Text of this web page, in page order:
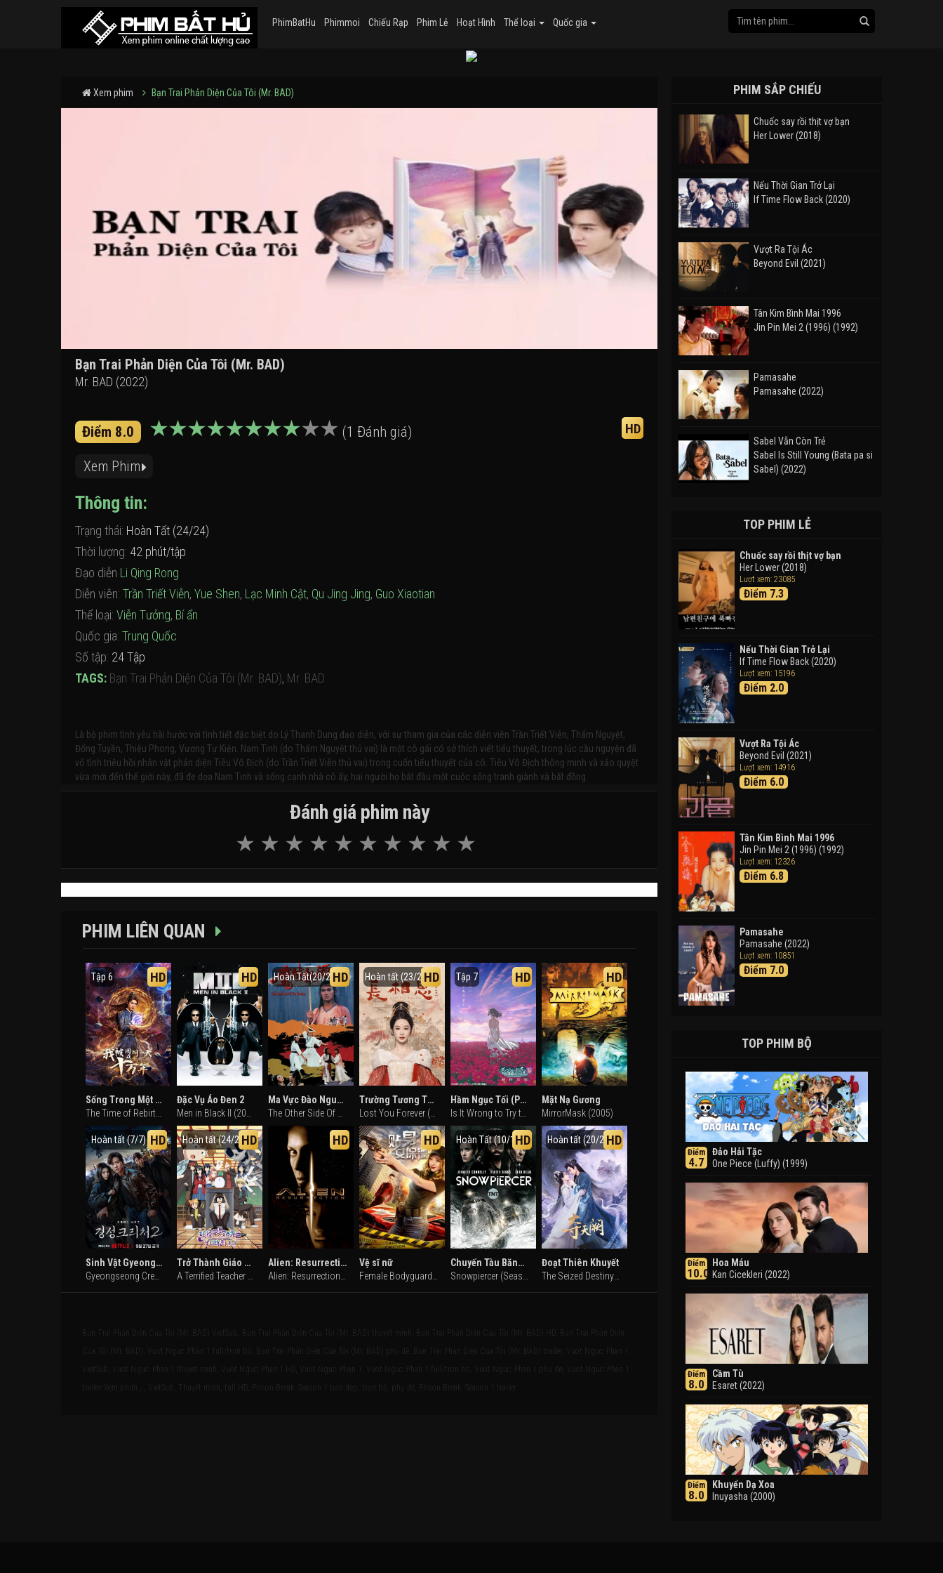
PhimBatHu Phimmoi Chiếu Rạp Phim Lẻ Hoạt Hình Thể loại Quốc gia
Xem phim Bạn Trai Phản Diện Của Tôi (Mr. BAD)
Bạn Trai Phản Diện Của Tôi (Mr. BAD)
Mr. BAD (2022)
Điểm 8.0 (1 Đánh giá) HD
Xem Phim
Thông tin:
Trạng thái: Hoàn Tất (24/24)
Thời lượng: 42 phút/tập
Đạo diễn Li Qing Rong
Diễn viên: Trần Triết Viễn, Yue Shen, Lạc Minh Cật, Qu Jing Jing, Guo Xiaotian
Thể loại: Viễn Tưởng, Bí ẩn
Quốc gia: Trung Quốc
Số tập: 24 Tập
TAGS: Bạn Trai Phản Diện Của Tôi (Mr. BAD), Mr. BAD
Là bộ phim tình yêu hài hước với tình tiết đặc biệt do Lý Thanh Dung đạo diễn, với sự tham gia của các diễn viên Trần Triết Viễn, Thẩm Nguyệt,
Đổng Tuyền, Thiệu Phong, Vương Tự Kiện. Nam Tinh (do Thẩm Nguyệt thủ vai) là một cô gái có sở thích viết tiểu thuyết, trong lúc cầu nguyện đã
vô tình triệu hồi nhân vật phản diện Tiêu Vô Địch (do Trần Triết Viễn thủ vai) trong cuốn tiểu thuyết của cô. Tiêu Vô Địch thông minh và xảo quyệt
vừa mới đến thế giới này, đã đe dọa Nam Tinh và sống cạnh nhà cô ấy, hai người họ bắt đầu một cuộc sống tranh giành và bất đồng.
Đánh giá phim này
PHIM LIÊN QUAN
Tập 6 HD
Sống Trong Một Ngày Suốt Trăm Nghìn Năm
HD
Đặc Vụ Áo Đen 2
Hoàn Tất(20/20)HD
Ma Vực Đào Nguyên
Hoàn tất (23/23)HD
Trường Tương Tư (Phần 2)
Tập 7 HD
Hầm Ngục Tối (Phần 5)
HD
Mặt Nạ Gương
MirrorMask (2005)
Hoàn tất (7/7) HD
Sinh Vật Gyeongseong (Phần 2)
Hoàn tất (24/24)HD
Trở Thành Giáo Viên Tại Trường Học Quái Vật
HD
Alien: Resurrection
HD
Vệ sĩ nữ
Hoàn Tất (10/10)HD
Chuyến Tàu Băng Giá (Phần 2)
Hoàn tất (20/20)HD
Đoạt Thiên Khuyết
Bạn Trai Phản Diện Của Tôi (Mr. BAD) VietSub, Bạn Trai Phản Diện Của Tôi (Mr. BAD) thuyết minh, Bạn Trai Phản Diện Của Tôi (Mr. BAD) HD, Bạn Trai Phản Diện
Của Tôi (Mr. BAD), Vượt Ngục: Phần 1 full/trọn bộ, Bạn Trai Phản Diện Của Tôi (Mr. BAD) phụ đề, Bạn Trai Phản Diện Của Tôi (Mr. BAD) trailer, Vuot Nguc: Phan 1
VietSub, Vuot Nguc: Phan 1 thuyet minh, Vuot Nguc: Phan 1 HD, Vuot Nguc: Phan 1, Vuot Nguc: Phan 1 full/tron bo, Vuot Nguc: Phan 1 phu de, Vuot Nguc: Phan 1
trailer Xem phim , , VietSub, Thuyết minh, full HD, Prison Break: Season 1 bản đẹp, trọn bộ, phụ đề, Prison Break: Season 1 trailer
PHIM SẮP CHIẾU
Chuốc say rồi thịt vợ bạn
Her Lower (2018)
Nếu Thời Gian Trở Lại
If Time Flow Back (2020)
Vượt Ra Tội Ác
Beyond Evil (2021)
Tân Kim Bình Mai 1996
Jin Pin Mei 2 (1996) (1992)
Pamasahe
Pamasahe (2022)
Sabel Vẫn Còn Trẻ
Sabel Is Still Young (Bata pa si
Sabel) (2022)
Takas (2024)
Thám Tử Lừng Danh Conan 26:
Tàu Ngầm Sắt Màu Đen
Detective Conan: Black Iron
Phiêu Lưu Vào Thế Giới Trong
Tranh
Doraemon the Movie: Nobita's
Art World Tales (2025)
Tháng Ngày Tươi Đẹp
TOP PHIM LẺ
Chuốc say rồi thịt vợ bạn
Her Lower (2018)
Lượt xem: 23085
Điểm 7.3
Nếu Thời Gian Trở Lại
If Time Flow Back (2020)
Lượt xem: 15196
Điểm 2.0
Vượt Ra Tội Ác
Beyond Evil (2021)
Lượt xem: 14916
Điểm 6.0
Tân Kim Bình Mai 1996
Jin Pin Mei 2 (1996) (1992)
Lượt xem: 12326
Điểm 6.8
Pamasahe
Pamasahe (2022)
Lượt xem: 10851
Điểm 7.0
TOP PHIM BỘ
Điểm
4.7
Đảo Hải Tặc
One Piece (Luffy) (1999)
Điểm
10.0
Hoa Máu
Kan Cicekleri (2022)
Điểm
8.0
Cầm Tù
Esaret (2022)
Điểm
8.0
Khuyển Dạ Xoa
Inuyasha (2000)